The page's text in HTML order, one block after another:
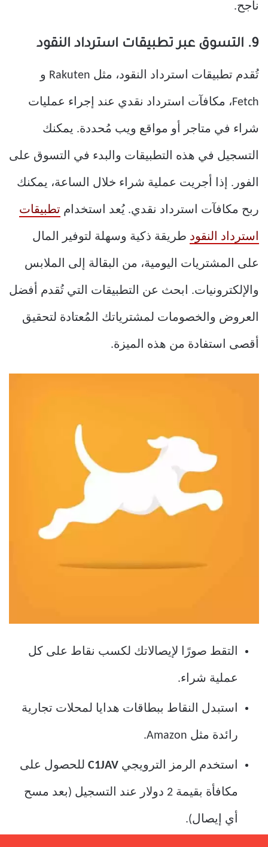
ناجح.
9. التسوق عبر تطبيقات استرداد النقود
تُقدم تطبيقات استرداد النقود، مثل Rakuten و
Fetch، مكافآت استرداد نقدي عند إجراء عمليات
شراء في متاجر أو مواقع ويب مُحددة. يمكنك
التسجيل في هذه التطبيقات والبدء في التسوق على
الفور. إذا أجريت عملية شراء خلال الساعة، يمكنك
ربح مكافآت استرداد نقدي. يُعد استخدام تطبيقات
استرداد النقود طريقة ذكية وسهلة لتوفير المال
على المشتريات اليومية، من البقالة إلى الملابس
والإلكترونيات. ابحث عن التطبيقات التي تُقدم أفضل
العروض والخصومات لمشترياتك المُعتادة لتحقيق
أقصى استفادة من هذه الميزة.
التقط صورًا لإيصالاتك لكسب نقاط على كل
عملية شراء.
استبدل النقاط ببطاقات هدايا لمحلات تجارية
رائدة مثل Amazon.
استخدم الرمز الترويجي C1JAV للحصول على
مكافأة بقيمة 2 دولار عند التسجيل (بعد مسح
أي إيصال).